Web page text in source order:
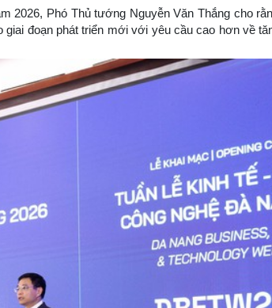
2026, Phó Thủ tướng Nguyễn Văn Thắng cho
đoạn phát triển mới với yêu cầu cao hơn về